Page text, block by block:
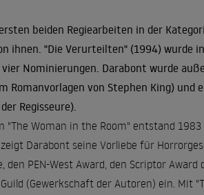
beiden Regiearbeiten in der
ihnen. "Die Verurteilten" (1994) wurde
Nominierungen. Darabont wurde
Romanvorlagen von Stephen King) und
Regisseure).
Woman in the Room" entstand
Darabont seine Vorliebe für
PEN-West Award, den Scriptor
(Gewerkschaft der Autoren) ein. Mit